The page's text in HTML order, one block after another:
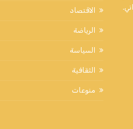
الاقتصاد
الرياضة
السياسة
الثقافية
منوعات